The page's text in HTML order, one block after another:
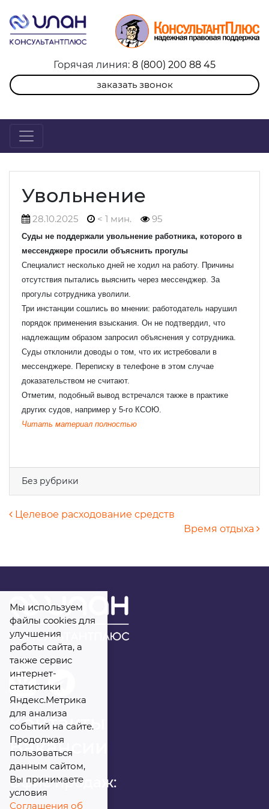
Горячая линия: 8 (800) 200 88 45
заказать звонок
Увольнение
28.10.2025 < 1 мин. 95
Суды не поддержали увольнение работника, которого в
мессенджере просили объяснить прогулы
Специалист несколько дней не ходил на работу. Причины
отсутствия пытались выяснить через мессенджер. За
прогулы сотрудника уволили.
Три инстанции сошлись во мнении: работодатель нарушил
порядок применения взыскания. Он не подтвердил, что
надлежащим образом запросил объяснения у сотрудника.
Суды отклонили доводы о том, что их истребовали в
мессенджере. Переписку в телефоне в этом случае
доказательством не считают.
Отметим, подобный вывод встречался также в практике
других судов, например у 5-го КСОЮ.
Читать материал полностью
Без рубрики
Навигация по записям
Целевое расходование средств
Время отдыха
Контакты
Вакансии
Офис продаж:
Узнать стоимость комплекта
Ваше имя*
Телефон *
Я даюсвое согласие
персональных данных
Мы используем
файлы cookies для
улучшения
работы сайта, а
также сервис
интернет-
статистики
Яндекс.Метрика
для анализа
событий на сайте.
Продолжая
пользоваться
данным сайтом,
Вы принимаете
условия
Соглашения об